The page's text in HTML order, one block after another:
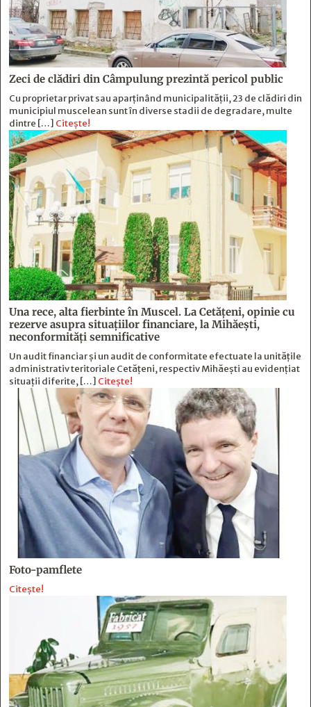
Zeci de clădiri din Câmpulung prezintă pericol public
Cu proprietar privat sau aparținând municipalității, 23 de clădiri din
municipiul muscelean sunt în diverse stadii de degradare, multe
dintre […] Citește!
Una rece, alta fierbinte în Muscel. La Cetăţeni, opinie cu
rezerve asupra situaţiilor financiare, la Mihăeşti,
neconformităţi semnificative
Un audit financiar și un audit de conformitate efectuate la unitățile
administrativ teritoriale Cetățeni, respectiv Mihăești au evidențiat
situații diferite, […] Citește!
Foto-pamflete
Citește!